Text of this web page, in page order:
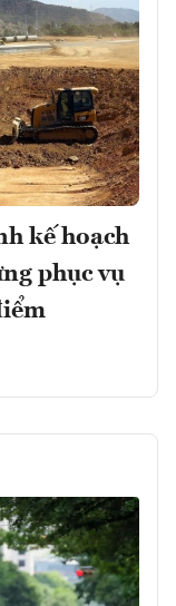
kế hoạch
phục vụ